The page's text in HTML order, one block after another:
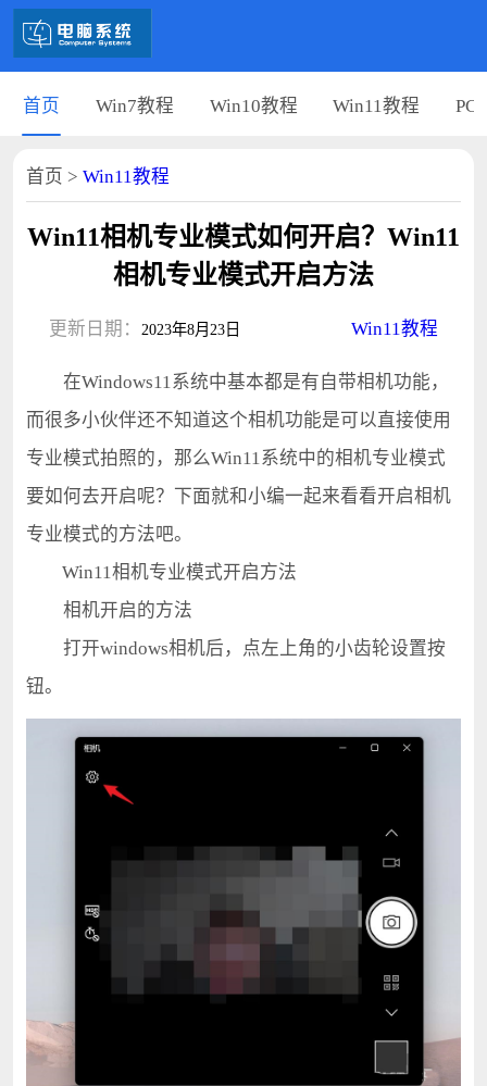
首页 Win7教程 Win10教程 Win11教程 PC
首页 > Win11教程
Win11相机专业模式如何开启？Win11
相机专业模式开启方法
更新日期： 2023年8月23日 Win11教程
在Windows11系统中基本都是有自带相机功能，
而很多小伙伴还不知道这个相机功能是可以直接使用
专业模式拍照的，那么Win11系统中的相机专业模式
要如何去开启呢？下面就和小编一起来看看开启相机
专业模式的方法吧。
Win11相机专业模式开启方法
相机开启的方法
打开windows相机后，点左上角的小齿轮设置按
钮。